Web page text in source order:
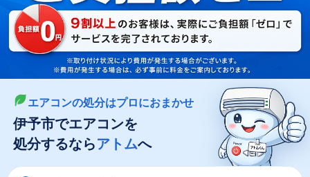
LINEやメールでカンタン依頼
メールで回収依頼 LINEで回収依頼
エアコンの処分はプロにおまかせ
伊予市でエアコンを
処分するならアトムへ